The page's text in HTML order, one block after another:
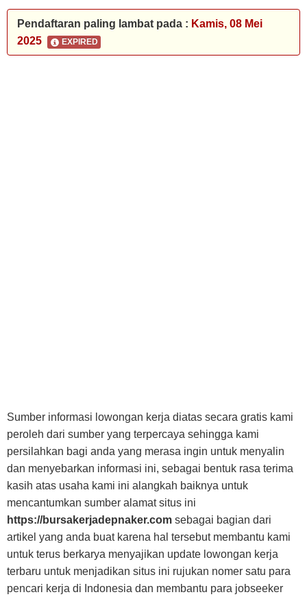
Pendaftaran paling lambat pada : Kamis, 08 Mei
2025
EXPIRED
Sumber informasi lowongan kerja diatas secara gratis kami
peroleh dari sumber yang terpercaya sehingga kami
persilahkan bagi anda yang merasa ingin untuk menyalin
dan menyebarkan informasi ini, sebagai bentuk rasa terima
kasih atas usaha kami ini alangkah baiknya untuk
mencantumkan sumber alamat situs ini
https://bursakerjadepnaker.com sebagai bagian dari
artikel yang anda buat karena hal tersebut membantu kami
untuk terus berkarya menyajikan update lowongan kerja
terbaru untuk menjadikan situs ini rujukan nomer satu para
pencari kerja di Indonesia dan membantu para jobseeker